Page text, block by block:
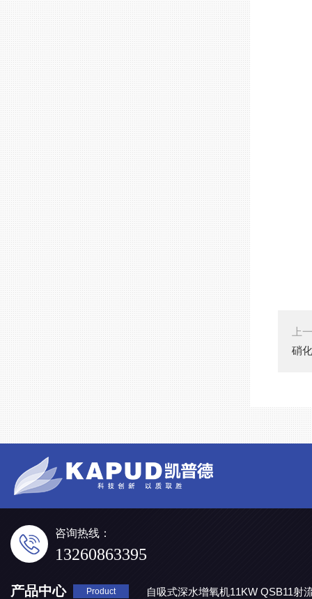
上
硝
咨询热线：
13260863395
产品中心 Product
自吸式深水增氧机11KW QSB11射